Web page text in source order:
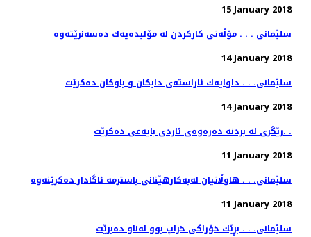
15 January 2018
سلێمانی . . . مۆڵەتی كاركردن لە مۆلیدەیەك دەسەنرێتەوە
14 January 2018
سلێمانی. . . داوایه‌ك ئاراسته‌ی دایكان و باوكان ده‌كرێت
14 January 2018
رێگری له‌ بردنه‌ ده‌ره‌وه‌ی ئاردی بایه‌عی ده‌كرێت. .
11 January 2018
11 January 2018
سلێمانی. . . بڕێك خۆراكی خراپ بوو له‌ناو ده‌برێت